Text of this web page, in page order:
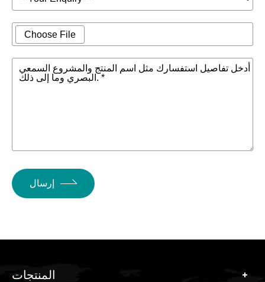
Choose File
أدخل تفاصيل استفسارك مثل اسم المنتج والمشروع السمعي
البصري وما إلى ذلك. *
إرسال
المنتجات